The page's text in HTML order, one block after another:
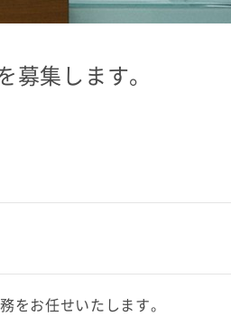
募集します。
をお任せいたします。